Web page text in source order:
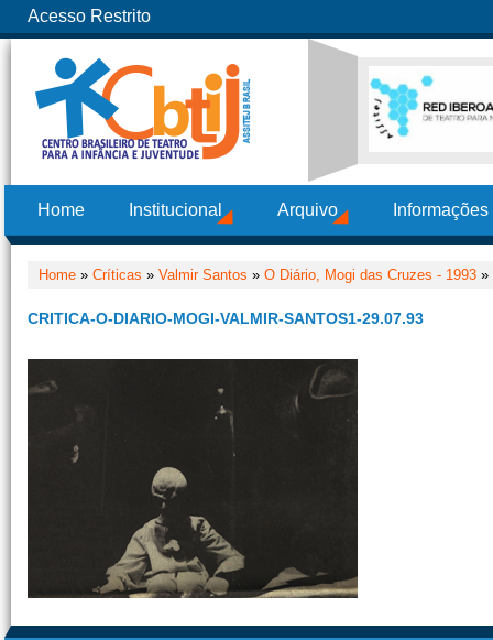
Acesso Restrito
Home Institucional Arquivo
Home » Críticas » Valmir Santos » O Diário, Mogi das Cruzes - 1993 »
CRITICA-O-DIARIO-MOGI-VALMIR-SANTOS1-29.07.93